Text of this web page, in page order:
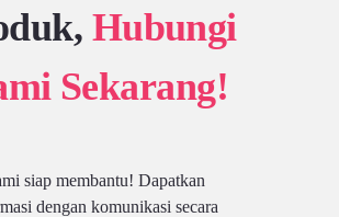
Hubungi
Sekarang!
siap membantu! Dapatkan
dengan komunikasi secara